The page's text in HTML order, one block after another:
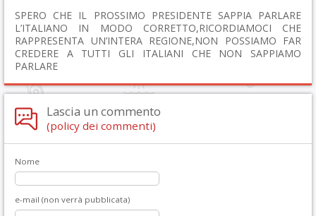
SPERO CHE IL PROSSIMO PRESIDENTE SAPPIA PARLARE
L’ITALIANO IN MODO CORRETTO,RICORDIAMOCI CHE
RAPPRESENTA UN’INTERA REGIONE,NON POSSIAMO FAR
CREDERE A TUTTI GLI ITALIANI CHE NON SAPPIAMO
PARLARE
Lascia un commento
(policy dei commenti)
Nome
e-mail (non verrà pubblicata)